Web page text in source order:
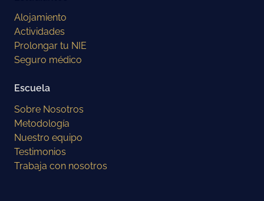
Alojamiento
Actividades
Prolongar tu NIE
Seguro médico
Escuela
Sobre Nosotros
Metodología
Nuestro equipo
Testimonios
Trabaja con nosotros